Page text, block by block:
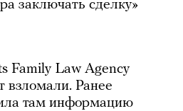
заключать сделку»
Family Law Agency
взломали. Ранее
там информацию